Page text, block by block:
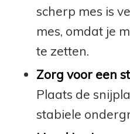
scherp mes is
mes, omdat je
te zetten.
Zorg voor een
Plaats de
stabiele